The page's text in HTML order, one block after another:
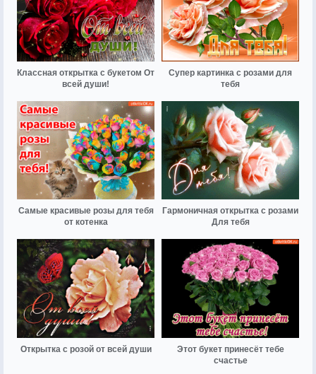
Классная открытка с букетом От
всей души!
Супер картинка с розами для
тебя
Самые красивые розы для тебя
от котенка
Гармоничная открытка с розами
Для тебя
Открытка с розой от всей души
Этот букет принесёт тебе
счастье